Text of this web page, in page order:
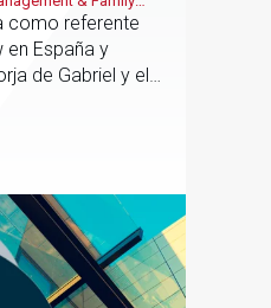
como referente
en España y
de Gabriel y el
sector.